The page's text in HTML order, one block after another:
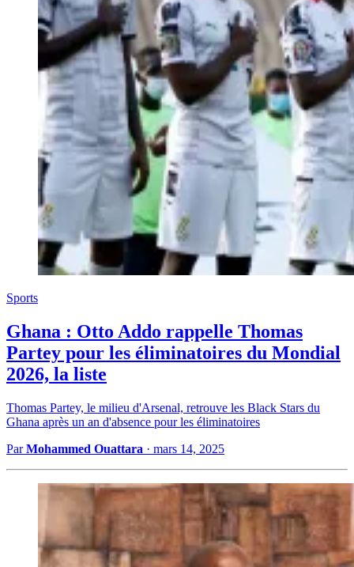
Sports
Ghana : Otto Addo rappelle Thomas
Partey pour les éliminatoires du Mondial
2026, la liste
Thomas Partey, le milieu d'Arsenal, retrouve les Black Stars du
Ghana après un an d'absence pour les éliminatoires
ParMohammed Ouattara · mars 14, 2025